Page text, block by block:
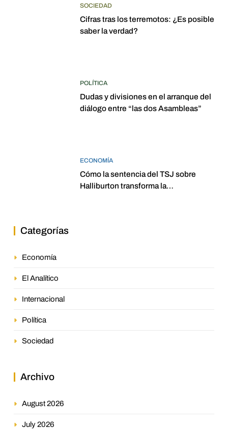
SOCIEDAD
Cifras tras los terremotos: ¿Es posible
saber la verdad?
POLÍTICA
Dudas y divisiones en el arranque del
diálogo entre “las dos Asambleas”
ECONOMÍA
Cómo la sentencia del TSJ sobre
Halliburton transforma la
Categorías
Economía
El Analítico
Internacional
Política
Sociedad
Archivo
August 2026
July 2026